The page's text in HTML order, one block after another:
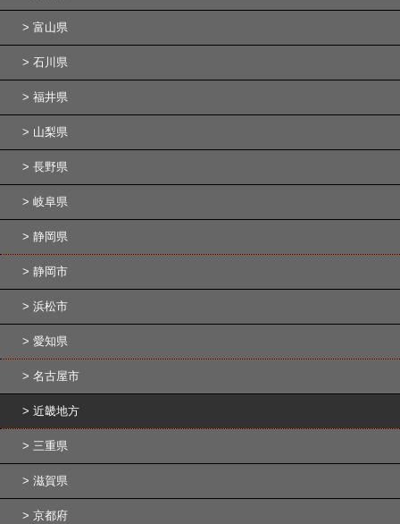
富山県
石川県
福井県
山梨県
長野県
岐阜県
静岡県
静岡市
浜松市
愛知県
名古屋市
近畿地方
三重県
滋賀県
京都府